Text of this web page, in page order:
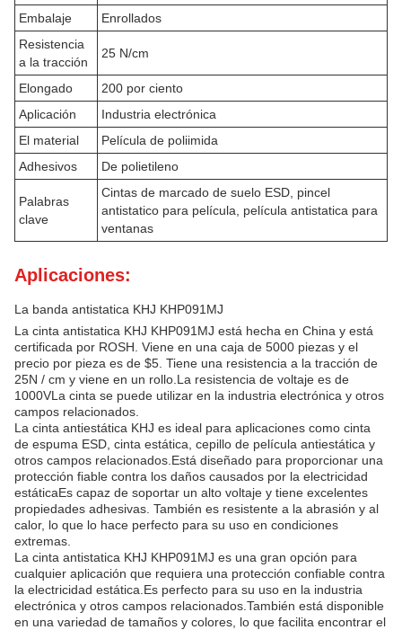
Embalaje
Enrollados
Resistencia
a la tracción
25 N/cm
Elongado
200 por ciento
Aplicación
Industria electrónica
El material
Película de poliimida
Adhesivos
De polietileno
Palabras
clave
Cintas de marcado de suelo ESD, pincel
antistatico para película, película antistatica para
ventanas
Aplicaciones:
La banda antistatica KHJ KHP091MJ
La cinta antistatica KHJ KHP091MJ está hecha en China y está
certificada por ROSH. Viene en una caja de 5000 piezas y el
precio por pieza es de $5. Tiene una resistencia a la tracción de
25N / cm y viene en un rollo.La resistencia de voltaje es de
1000VLa cinta se puede utilizar en la industria electrónica y otros
campos relacionados.
La cinta antiestática KHJ es ideal para aplicaciones como cinta
de espuma ESD, cinta estática, cepillo de película antiestática y
otros campos relacionados.Está diseñado para proporcionar una
protección fiable contra los daños causados por la electricidad
estáticaEs capaz de soportar un alto voltaje y tiene excelentes
propiedades adhesivas. También es resistente a la abrasión y al
calor, lo que lo hace perfecto para su uso en condiciones
extremas.
La cinta antistatica KHJ KHP091MJ es una gran opción para
cualquier aplicación que requiera una protección confiable contra
la electricidad estática.Es perfecto para su uso en la industria
electrónica y otros campos relacionados.También está disponible
en una variedad de tamaños y colores, lo que facilita encontrar el